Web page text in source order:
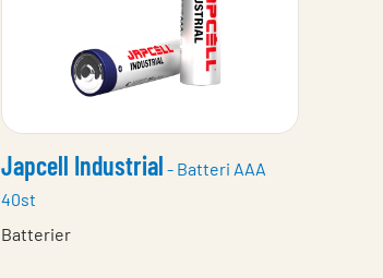
Japcell Industrial - Batteri AAA
40st
Batterier